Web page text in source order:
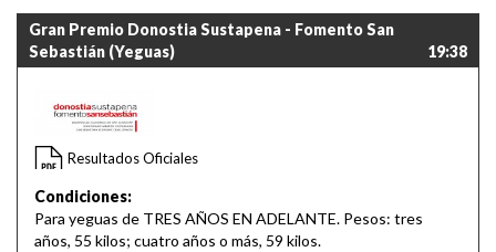
Gran Premio Donostia Sustapena - Fomento San
Sebastián (Yeguas)
19:38
Resultados Oficiales
Condiciones:
Para yeguas de TRES AÑOS EN ADELANTE. Pesos: tres
años, 55 kilos; cuatro años o más, 59 kilos.